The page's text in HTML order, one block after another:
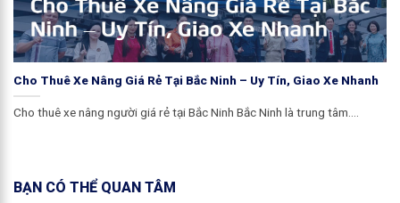
Cho Thuê Xe Nâng Giá Rẻ Tại Bắc Ninh – Uy Tín, Giao Xe Nhanh
Cho thuê xe nâng người giá rẻ tại Bắc Ninh Bắc Ninh là trung tâm....
BẠN CÓ THỂ QUAN TÂM